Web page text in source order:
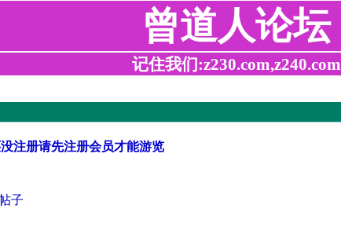
曾道人论坛
记住我们:z230.com,z240.com
注册请先注册会员才能游览
子